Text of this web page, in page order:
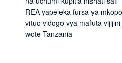
REA yapeleka fursa ya
vituo vidogo vya mafuta
wote Tanzania